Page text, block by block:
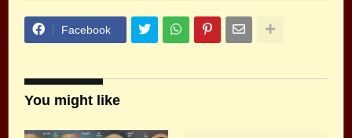
Facebook
You might like